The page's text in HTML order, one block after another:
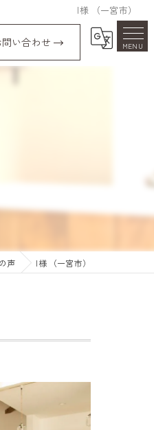
I様 （一宮市）
問い合わせ
声 I様 （一宮市）